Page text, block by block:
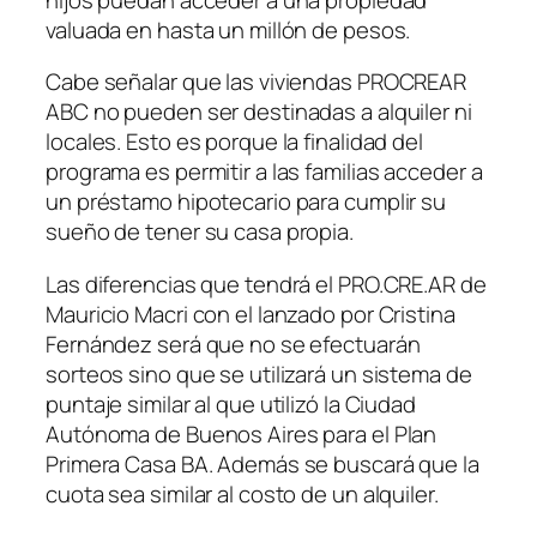
valuada en hasta un millón de pesos.
Cabe señalar que las viviendas PROCREAR
ABC no pueden ser destinadas a alquiler ni
locales. Esto es porque la finalidad del
programa es permitir a las familias acceder a
un préstamo hipotecario para cumplir su
sueño de tener su casa propia.
Las diferencias que tendrá el PRO.CRE.AR de
Mauricio Macri con el lanzado por Cristina
Fernández será que no se efectuarán
sorteos sino que se utilizará un sistema de
puntaje similar al que utilizó la Ciudad
Autónoma de Buenos Aires para el Plan
Primera Casa BA. Además se buscará que la
cuota sea similar al costo de un alquiler.